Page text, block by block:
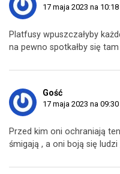
17 maja 2023 na 10:18
Platfusy wpuszczałyby
na pewno spotkałby się
Gość
17 maja 2023 na 09:30
Przed kim oni ochraniają
śmigają , a oni boją się ludzi